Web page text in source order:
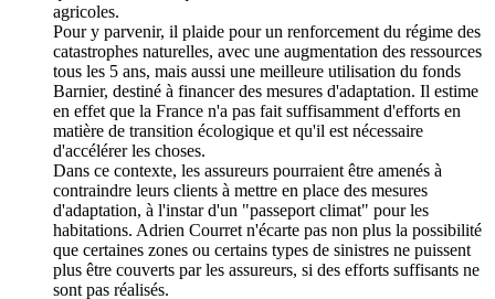
agricoles.
Pour y parvenir, il plaide pour un renforcement du régime des
catastrophes naturelles, avec une augmentation des ressources
tous les 5 ans, mais aussi une meilleure utilisation du fonds
Barnier, destiné à financer des mesures d'adaptation. Il estime
en effet que la France n'a pas fait suffisamment d'efforts en
matière de transition écologique et qu'il est nécessaire
d'accélérer les choses.
Dans ce contexte, les assureurs pourraient être amenés à
contraindre leurs clients à mettre en place des mesures
d'adaptation, à l'instar d'un "passeport climat" pour les
habitations. Adrien Courret n'écarte pas non plus la possibilité
que certaines zones ou certains types de sinistres ne puissent
plus être couverts par les assureurs, si des efforts suffisants ne
sont pas réalisés.